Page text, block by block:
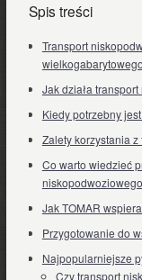
Spis treści
Transport
Jak działa
Kiedy potrzebny
Zalety korzystania
Co warto wiedzieć
Jak TOMAR
Przygotowanie do
Najpopularniejsze
Czy transport